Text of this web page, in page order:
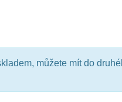
můžete mít do